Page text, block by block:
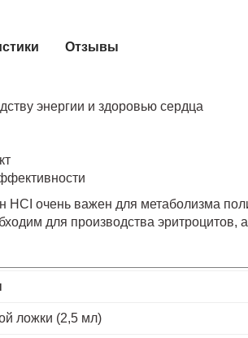
энергии и здоровью сердца
HCI очень важен для метаболизма
для производства эритроцитов,
ложки (2,5 мл)
Отзывы